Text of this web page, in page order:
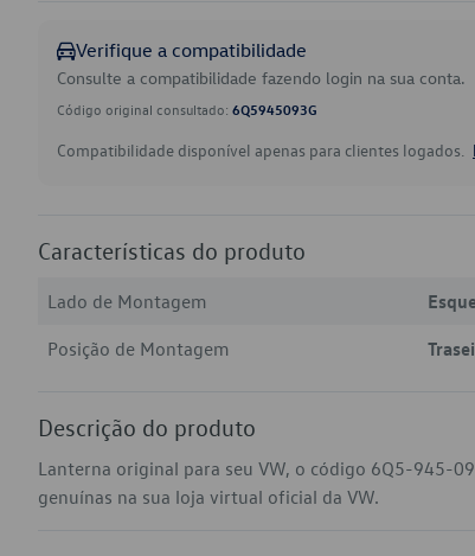
Verifique a compatibilidade
Consulte a compatibilidade fazendo login na sua conta.
Código original consultado: 6Q5945093G
Compatibilidade disponível apenas para clientes logados.
Características do produto
Lado de Montagem
Posição de Montagem
Descrição do produto
Lanterna original para seu VW, o código 6Q5-945-
genuínas na sua loja virtual oficial da VW.